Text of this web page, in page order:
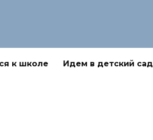
к школе Идем в детский сад